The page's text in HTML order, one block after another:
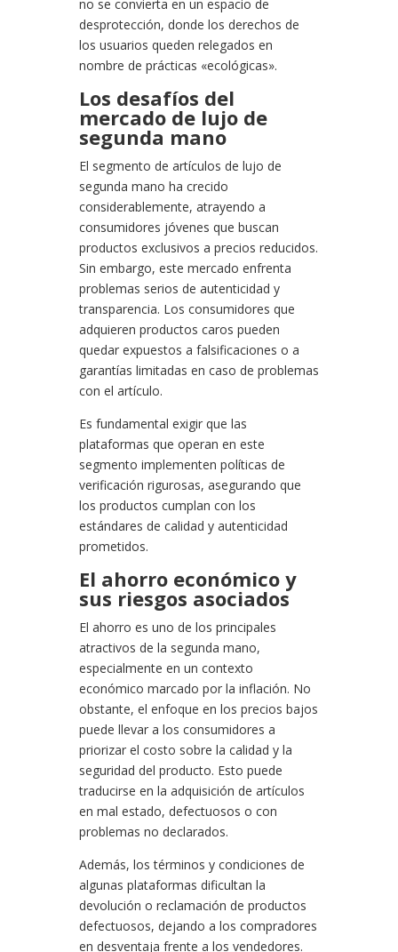
no se convierta en un espacio de
desprotección, donde los derechos de
los usuarios queden relegados en
nombre de prácticas «ecológicas».
Los desafíos del
mercado de lujo de
segunda mano
El segmento de artículos de lujo de
segunda mano ha crecido
considerablemente, atrayendo a
consumidores jóvenes que buscan
productos exclusivos a precios reducidos.
Sin embargo, este mercado enfrenta
problemas serios de autenticidad y
transparencia. Los consumidores que
adquieren productos caros pueden
quedar expuestos a falsificaciones o a
garantías limitadas en caso de problemas
con el artículo.
Es fundamental exigir que las
plataformas que operan en este
segmento implementen políticas de
verificación rigurosas, asegurando que
los productos cumplan con los
estándares de calidad y autenticidad
prometidos.
El ahorro económico y
sus riesgos asociados
El ahorro es uno de los principales
atractivos de la segunda mano,
especialmente en un contexto
económico marcado por la inflación. No
obstante, el enfoque en los precios bajos
puede llevar a los consumidores a
priorizar el costo sobre la calidad y la
seguridad del producto. Esto puede
traducirse en la adquisición de artículos
en mal estado, defectuosos o con
problemas no declarados.
Además, los términos y condiciones de
algunas plataformas dificultan la
devolución o reclamación de productos
defectuosos, dejando a los compradores
en desventaja frente a los vendedores.